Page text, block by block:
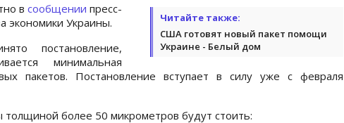
Читайте также:
США готовят новый пакет помощи
Украине - Белый дом
в сообщении пресс-
экономики Украины.
постановление,
минимальная
пакетов. Постановление вступает в силу уже с февраля
толщиной более 50 микрометров будут стоить: